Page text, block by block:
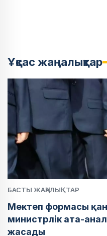
Ұқсас жаңалықтар
БАСТЫ ЖАҢАЛЫҚТАР
Мектеп формасы
министрлік ата-
жасады